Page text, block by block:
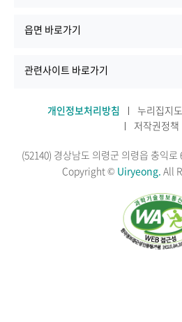
읍면 바로가기
관련사이트 바로가기
개인정보처리방침 누리집지도
저작권정책
(52140) 경상남도 의령군 의령읍 충익로
Copyright © Uiryeong. All